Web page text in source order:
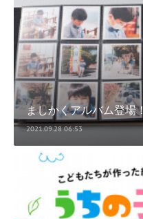
ましかくアルバム登場！
2021.09.28 06:53